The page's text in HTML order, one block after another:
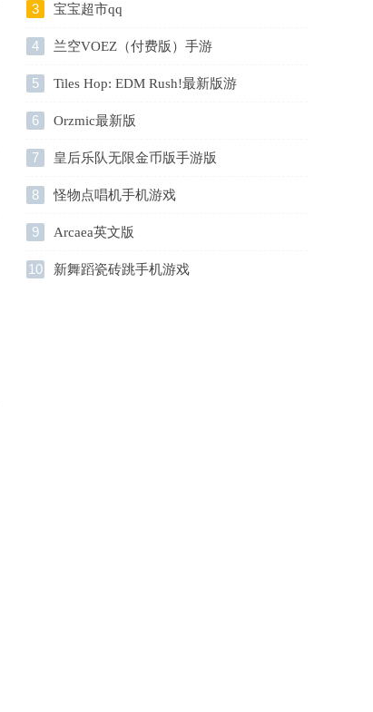
3 宝宝超市qq
4 兰空VOEZ（付费版）手游
5
Tiles Hop: EDM Rush!最新版游
6 Orzmic最新版
7 皇后乐队无限金币版手游版
8 怪物点唱机手机游戏
9 Arcaea英文版
10 新舞蹈瓷砖跳手机游戏